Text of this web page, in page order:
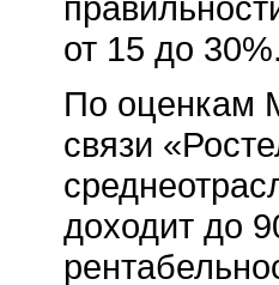
от 15 до 30%.
По оценкам
связи
доходит до